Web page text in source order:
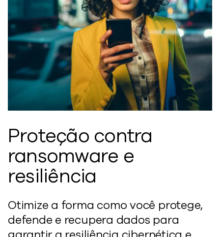
Proteção contra
ransomware e
resiliência
Otimize a forma como você protege,
defende e recupera dados para